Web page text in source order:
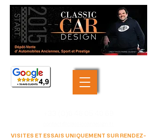
VISITES ET ESSAIS UNIQUEMENT SUR RENDEZ-